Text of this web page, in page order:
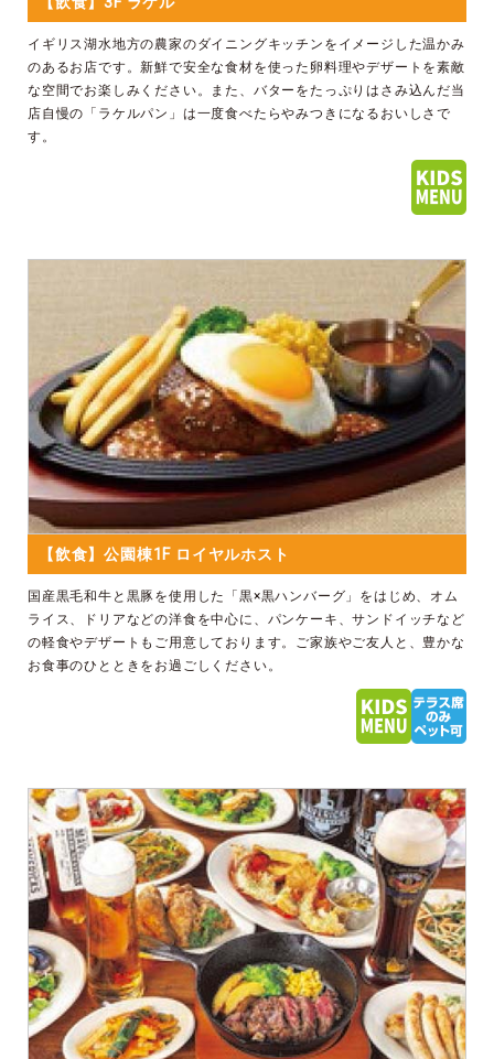
イギリス湖水地方の農家のダイニングキッチンをイメージした温かみ
のあるお店です。新鮮で安全な食材を使った卵料理やデザートを素敵
な空間でお楽しみください。また、バターをたっぷりはさみ込んだ当
店自慢の「ラケルパン」は一度食べたらやみつきになるおいしさで
す。
【飲食】公園棟1F ロイヤルホスト
国産黒毛和牛と黒豚を使用した「黒×黒ハンバーグ」をはじめ、オム
ライス、ドリアなどの洋食を中心に、パンケーキ、サンドイッチなど
の軽食やデザートもご用意しております。ご家族やご友人と、豊かな
お食事のひとときをお過ごしください。